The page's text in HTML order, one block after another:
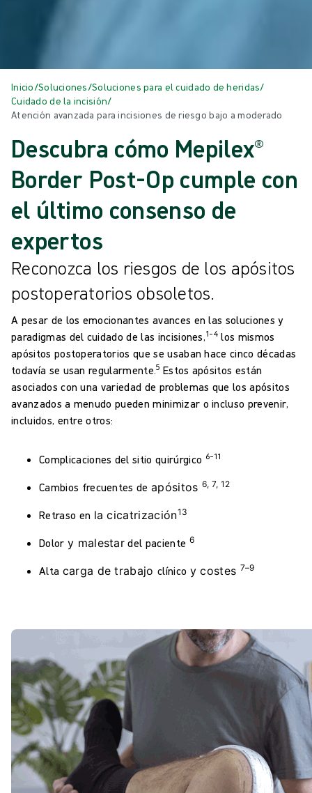
Inicio/Soluciones/Soluciones para el cuidado de heridas/
Cuidado de la incisión/
Atención avanzada para incisiones de riesgo bajo a moderado
Descubra cómo Mepilex®
Border Post-Op cumple con
el último consenso de
expertos
Reconozca los riesgos de los apósitos
postoperatorios obsoletos.
A pesar de los emocionantes avances en las soluciones y
paradigmas del cuidado de las incisiones,1–4 los mismos
apósitos postoperatorios que se usaban hace cinco décadas
todavía se usan regularmente.5 Estos apósitos están
asociados con una variedad de problemas que los apósitos
avanzados a menudo pueden minimizar o incluso prevenir,
incluidos, entre otros:
Complicaciones del sitio quirúrgico 6–11
Cambios frecuentesdeapósitos 6, 7, 12
Retraso en la cicatrización13
Dolor y malestar del paciente 6
Alta carga de trabajoclínico y costes 7–9